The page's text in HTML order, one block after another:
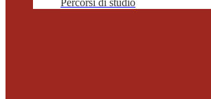
Percorsi di studio